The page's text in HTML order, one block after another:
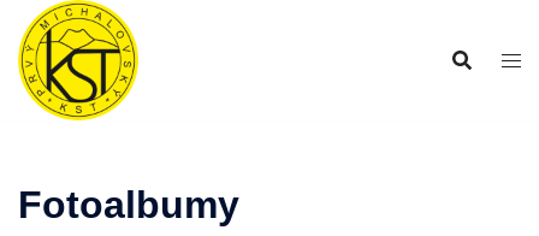
Preskočiť
obsah
Fotoalbumy